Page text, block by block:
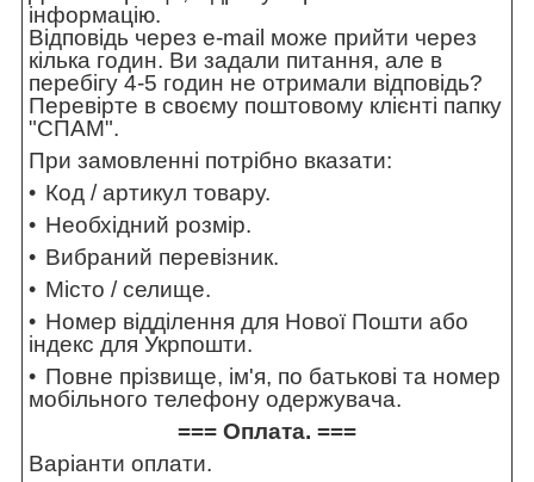
інформацію.
Відповідь через e-mail може прийти через
кілька годин. Ви задали питання, але в
перебігу 4-5 годин не отримали відповідь?
Перевірте в своєму поштовому клієнті папку
"СПАМ".
При замовленні потрібно вказати:
Код / артикул товару.
Необхідний розмір.
Вибраний перевізник.
Місто / селище.
Номер відділення для Нової Пошти або
індекс для Укрпошти.
Повне прізвище, ім'я, по батькові та номер
мобільного телефону одержувача.
=== Оплата. ===
Варіанти оплати.